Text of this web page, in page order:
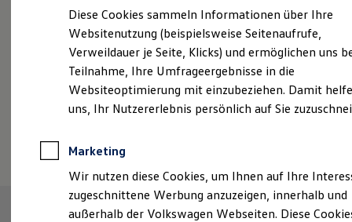
Kfz-Versicherung
Restschuldversicherungen
Garantien
Wartungsverträge
Geschäftskunden
Professional Class bei Volkswagen
Großkunden
Behörden
Anpfiff zum Gewinn
Elektroautos
ID. Tutorials
Elektrofahrzeugkonzepte
Diese Cookies sammeln Informationen über Ihre
Websitenutzung (beispielsweise Seitenaufrufe,
Verweildauer je Seite, Klicks) und ermöglichen uns
Teilnahme, Ihre Umfrageergebnisse in die
Websiteoptimierung mit einzubeziehen. Damit
uns, Ihr Nutzererlebnis persönlich auf Sie
Marketing
Wir nutzen diese Cookies, um Ihnen auf Ihre
zugeschnittene Werbung anzuzeigen, innerhalb und
außerhalb der Volkswagen Webseiten. Diese